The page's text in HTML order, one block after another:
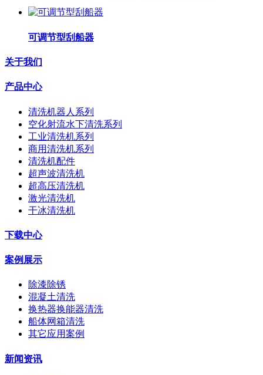
可调节型刮船器
关于我们
产品中心
清洗机器人系列
空化射流水下清洗系列
工业清洗机系列
商用清洗机系列
清洗机配件
超声波清洗机
超高压清洗机
激光清洗机
干冰清洗机
下载中心
案例展示
除漆除锈
混凝土清洗
换热器换能器清洗
船体网箱清洗
其它应用案例
新闻资讯